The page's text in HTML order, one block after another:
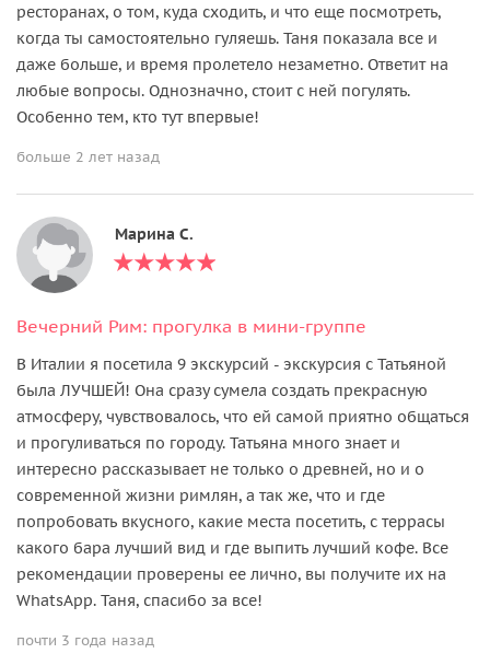
ресторанах, о том, куда сходить, и что еще посмотреть,
когда ты самостоятельно гуляешь. Таня показала все и
даже больше, и время пролетело незаметно. Ответит на
любые вопросы. Однозначно, стоит с ней погулять.
Особенно тем, кто тут впервые!
больше 2 лет назад
Марина С.
Вечерний Рим: прогулка в мини-группе
В Италии я посетила 9 экскурсий - экскурсия с Татьяной
была ЛУЧШЕЙ! Она сразу сумела создать прекрасную
атмосферу, чувствовалось, что ей самой приятно общаться
и прогуливаться по городу. Татьяна много знает и
интересно рассказывает не только о древней, но и о
современной жизни римлян, а так же, что и где
попробовать вкусного, какие места посетить, с террасы
какого бара лучший вид и где выпить лучший кофе. Все
рекомендации проверены ее лично, вы получите их на
WhatsApp. Таня, спасибо за все!
почти 3 года назад